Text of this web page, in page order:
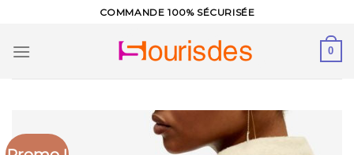
content
COMMANDE 100% SÉCURISÉE
0